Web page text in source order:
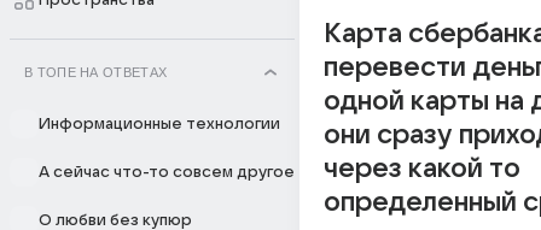
В ТОПЕ НА ОТВЕТАХ
Информационные технологии
А сейчас что-то совсем другое
О любви без купюр
Карта
перевести
одной карты на
они сразу
через какой то
определенный